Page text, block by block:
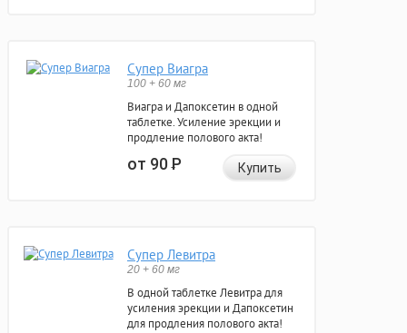
Супер Виагра
100 + 60 мг
Виагра и Дапоксетин в одной
таблетке. Усиление эрекции и
продление полового акта!
от 90Р Купить
Супер Левитра
20 + 60 мг
В одной таблетке Левитра для
усиления эрекции и Дапоксетин
для продления полового акта!